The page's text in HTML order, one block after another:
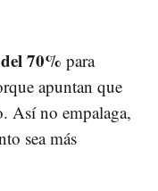
70% para
apuntan que
Así no empalaga,
sea más